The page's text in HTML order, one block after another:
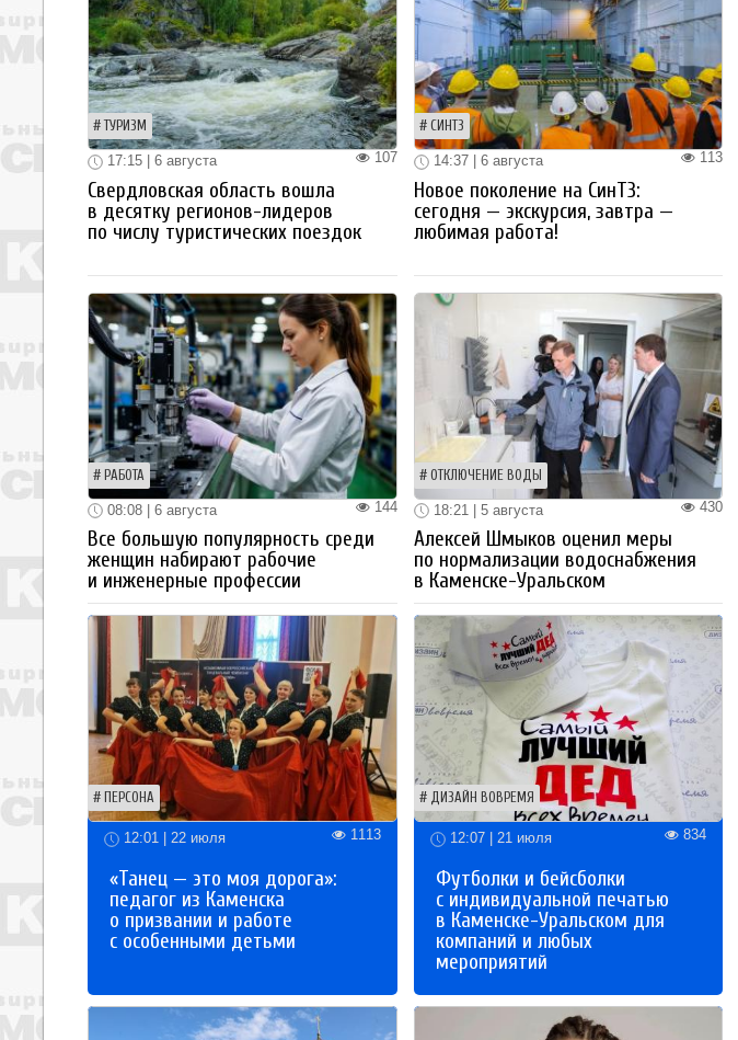
ТУРИЗМ
107
17:15 | 6 августа
Свердловская область вошла
в десятку регионов-лидеров
по числу туристических поездок
СИНТЗ
113
14:37 | 6 августа
Новое поколение на СинТЗ:
сегодня — экскурсия, завтра —
любимая работа!
РАБОТА
144
08:08 | 6 августа
Все большую популярность среди
женщин набирают рабочие
и инженерные профессии
ОТКЛЮЧЕНИЕ ВОДЫ
430
18:21 | 5 августа
Алексей Шмыков оценил меры
по нормализации водоснабжения
в Каменске-Уральском
ПЕРСОНА
12:01 | 22 июля 1113
«Танец — это моя дорога»:
педагог из Каменска
о призвании и работе
с особенными детьми
ДИЗАЙН ВОВРЕМЯ
12:07 | 21 июля 834
Футболки и бейсболки
с индивидуальной печатью
в Каменске-Уральском для
компаний и любых
мероприятий